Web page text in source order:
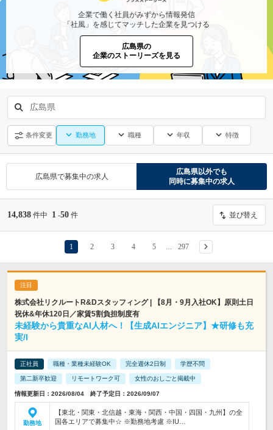
企業で働く社員がみずから情報発信
「社風」を感じてマッチした企業を見つける
広島県の
企業のストーリーズを見る
広島県
条件変更 勤務地 職種 年収 特徴
広島県で募集中の求人
広島県以外でも
同時に募集中の求人
14,838 件中 1 -50 件 並び替え
1 2 3 4 5 297
株式会社リクルートR&Dスタッフィング | 【8月・9月入社OK】原則土日
祝休&年休120日／家賃5割負担制度有
未経験から貴重なAI人材へ！【生成AIエンジニア】★研修も充
実/l
正社員 職種・業種未経験OK 完全週休2日制 学歴不問
第二新卒歓迎 リモートワーク可 女性のおしごと掲載中
情報更新日：2026/08/04 終了予定日：2026/09/07
勤務地
【東北・関東・北信越・東海・関西・中国・四国・九州】の全
国各エリアで募集中☆ ※勤務地考慮 ※IU…